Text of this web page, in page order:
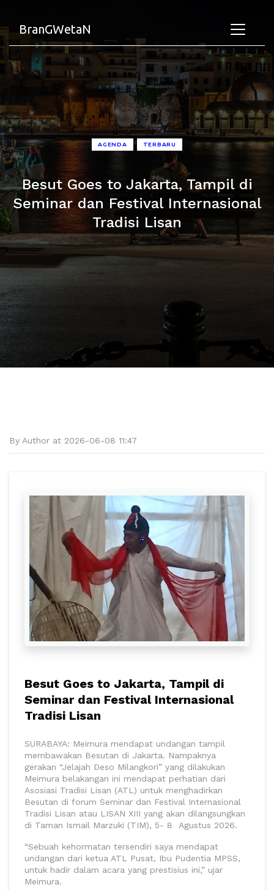
BranGWetaN
AGENDA • TERBARU
Besut Goes to Jakarta, Tampil di
Seminar dan Festival Internasional
Tradisi Lisan
By Author at 2026-06-08 11:47
Besut Goes to Jakarta, Tampil di
Seminar dan Festival Internasional
Tradisi Lisan
SURABAYA: Meimura mendapat undangan tampil
membawakan Besutan di Jakarta. Nampaknya
gerakan “Jelajah Deso Milangkori” yang dilakukan
Meimura belakangan ini mendapat perhatian dari
Asosiasi Tradisi Lisan (ATL) untuk menghadirkan
Besutan di forum Seminar dan Festival Internasional
Tradisi Lisan atau LISAN XIII yang akan dilangsungkan
di Taman Ismail Marzuki (TIM), 5- 8 Agustus 2026.
“Sebuah kehormatan tersendiri saya mendapat
undangan dari ketua ATL Pusat, Ibu Pudentia MPSS,
untuk hadir dalam acara yang prestisius ini,” ujar
Meimura.